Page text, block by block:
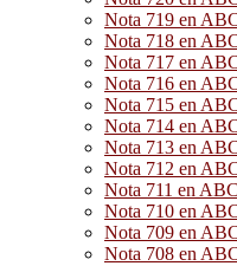
Nota 719 en
Nota 718 en
Nota 717 en
Nota 716 en
Nota 715 en
Nota 714 en
Nota 713 en
Nota 712 en
Nota 711 en
Nota 710 en
Nota 709 en
Nota 708 en